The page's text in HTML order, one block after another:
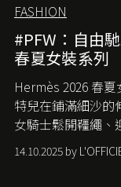
FASHION
#PFW：自由
春夏女裝系列
Hermès 2026 春
特兒在鋪滿細沙的
女騎士鬆開韁繩、
從容的態度。
14.10.2025 by